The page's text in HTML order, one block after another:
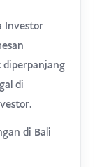
Investor
diperpanjang
di
di Bali